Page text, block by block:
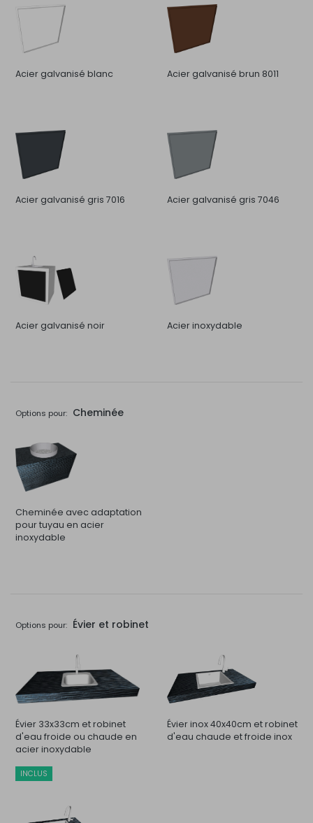
Acier galvanisé blanc Acier galvanisé brun 8011
Acier galvanisé gris 7016 Acier galvanisé gris 7046
Acier galvanisé noir Acier inoxydable
Options pour: Cheminée
Cheminée avec adaptation
pour tuyau en acier
inoxydable
Options pour: Évier et robinet
Évier 33x33cm et robinet
d'eau froide ou chaude en
acier inoxydable
INCLUS
Évier inox 40x40cm et robinet
d'eau chaude et froide inox